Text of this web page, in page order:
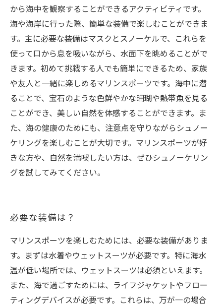
から海中を観察することができるアクティビティです。
海や海岸に行った際、簡単な装備で楽しむことができま
す。主に必要な装備はマスクとスノーケルで、これらを
使って口から息を吸いながら、水面下を眺めることがで
きます。初めて挑戦する人でも簡単にできるため、家族
や友人と一緒に楽しめるマリンスポーツです。海中に潜
ることで、宝石のような色鮮やかな珊瑚や熱帯魚を見る
ことができ、美しい自然を体感することができます。ま
た、海の健康のためにも、注意点を守りながらシュノー
ケリングを楽しむことが大切です。マリンスポーツが好
きな方や、自然を満喫したい方は、ぜひシュノーケリン
グを試してみてください。
必要な装備は？
マリンスポーツを楽しむためには、必要な装備がありま
す。まずは水着やウェットスーツが必要です。特に海水
温が低い場所では、ウェットスーツは必須といえます。
また、海で過ごすためには、ライフジャケットやフロー
ティングデバイスが必要です。これらは、万が一の場合